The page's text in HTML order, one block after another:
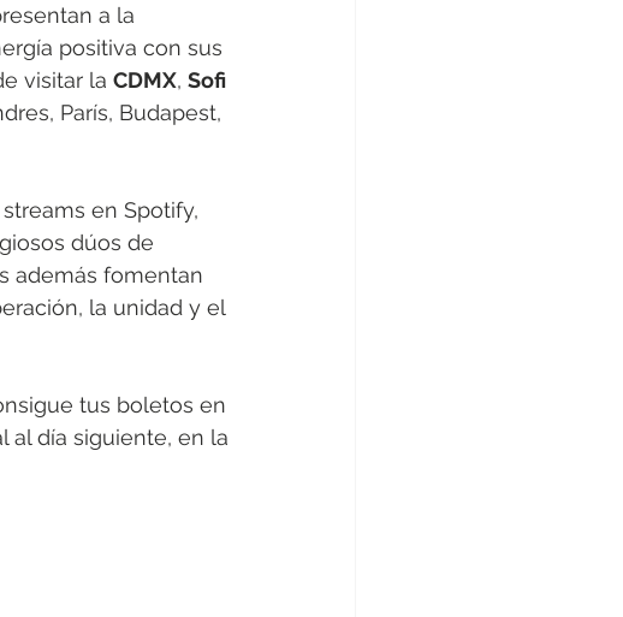
a la
positiva con sus
visitar la CDMX, Sofi
París, Budapest,
en Spotify,
dúos de
además fomentan
la unidad y el
tus boletos en
al día siguiente, en la